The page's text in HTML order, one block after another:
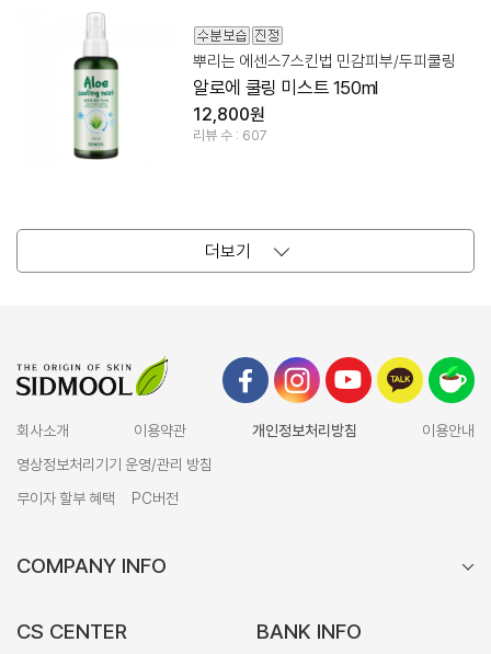
뿌리는 에센스7스킨법 민감피부/두피쿨링
알로에 쿨링 미스트 150ml
12,800원
리뷰 수 : 607
더보기
회사소개 이용약관 개인정보처리방침
이용안내
영상정보처리기기 운영/관리 방침
무이자 할부 혜택
PC버전
COMPANY INFO
CS CENTER BANK INFO